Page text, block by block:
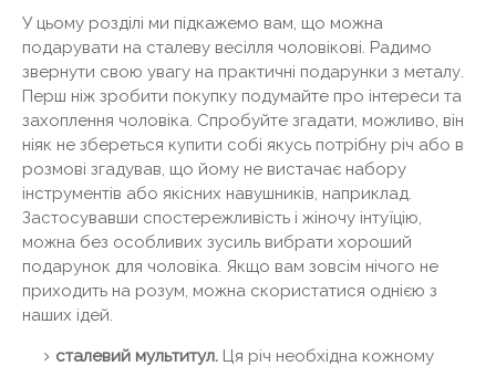
У цьому розділі ми підкажемо вам, що можна
подарувати на сталеву весілля чоловікові. Радимо
звернути свою увагу на практичні подарунки з металу.
Перш ніж зробити покупку подумайте про інтереси та
захоплення чоловіка. Спробуйте згадати, можливо, він
ніяк не збереться купити собі якусь потрібну річ або в
розмові згадував, що йому не вистачає набору
інструментів або якісних навушників, наприклад.
Застосувавши спостережливість і жіночу інтуїцію,
можна без особливих зусиль вибрати хороший
подарунок для чоловіка. Якщо вам зовсім нічого не
приходить на розум, можна скористатися однією з
наших ідей.
сталевий мультитул. Ця річ необхідна кожному